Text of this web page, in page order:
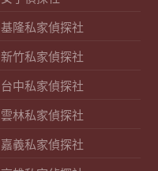
基隆私家偵探社
新竹私家偵探社
台中私家偵探社
雲林私家偵探社
嘉義私家偵探社